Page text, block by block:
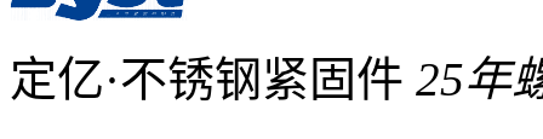
定亿·不锈钢紧固件 25年